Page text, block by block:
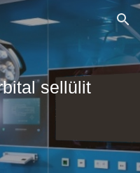
Skip to navigation
sellülit